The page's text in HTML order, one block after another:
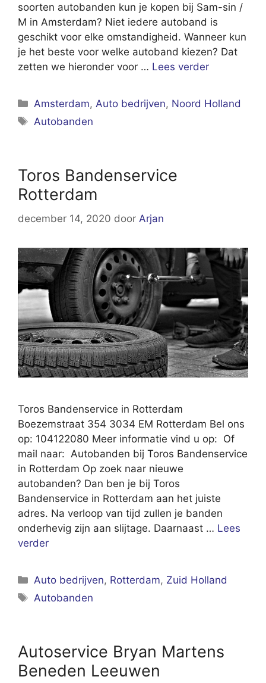
soorten autobanden kun je kopen bij Sam-sin /
M in Amsterdam? Niet iedere autoband is
geschikt voor elke omstandigheid. Wanneer kun
je het beste voor welke autoband kiezen? Dat
zetten we hieronder voor … Lees verder
Categorieën
Amsterdam,Auto bedrijven, Noord Holland
Tags
Autobanden
Toros Bandenservice
Rotterdam
december 14, 2020 door Arjan
Toros Bandenservice in Rotterdam
Boezemstraat 354 3034 EM Rotterdam Bel ons
op: 104122080 Meer informatie vind u op: Of
mail naar: Autobanden bij Toros Bandenservice
in Rotterdam Op zoek naar nieuwe
autobanden? Dan ben je bij Toros
Bandenservice in Rotterdam aan het juiste
adres. Na verloop van tijd zullen je banden
onderhevig zijn aan slijtage. Daarnaast … Lees
verder
Categorieën
Auto bedrijven, Rotterdam, Zuid Holland
Tags
Autobanden
Autoservice Bryan Martens
Beneden Leeuwen